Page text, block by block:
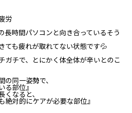
労
長時間パソコンと向き合っているそう
ても疲れが取れてない状態です💦
ガチで、とにかく体全体が辛いとのこ
同一姿勢で、
る部位』
なると、
絶対的にケアが必要な部位』